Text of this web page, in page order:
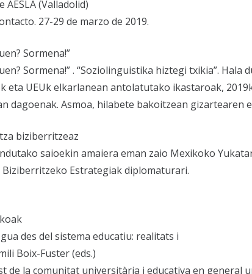
(Valladolid)
27-29 de marzo de 2019.
Sormena!”
Sormena!” . “Soziolinguistika hiztegi txikia”. Hala
eta UEUk elkarlanean antolatutako ikastaroak,
dagoenak. Asmoa, hilabete bakoitzean gizartearen
biziberritzeaz
saioekin amaiera eman zaio Mexikoko
Estrategiak diplomaturari.
des del sistema educatiu: realitats i
Boix-Fuster (eds.)
de la comunitat universitària i educativa en general